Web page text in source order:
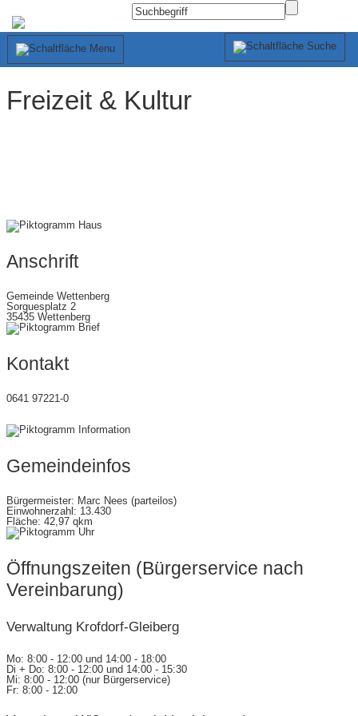
Freizeit & Kultur
Anschrift
Gemeinde Wettenberg
Sorguesplatz 2
35435 Wettenberg
Kontakt
0641 97221-0
Gemeindeinfos
Bürgermeister: Marc Nees (parteilos)
Einwohnerzahl: 13.430
Fläche: 42,97 qkm
Öffnungszeiten (Bürgerservice nach
Vereinbarung)
Verwaltung Krofdorf-Gleiberg
Mo: 8:00 - 12:00 und 14:00 - 18:00
Di + Do: 8:00 - 12:00 und 14:00 - 15:30
Mi: 8:00 - 12:00 (nur Bürgerservice)
Fr: 8:00 - 12:00